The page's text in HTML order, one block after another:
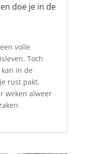
doe je in de
volle
Toch
in de
rust pakt.
weken alweer